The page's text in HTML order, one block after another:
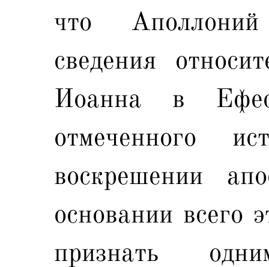
что
сведения
Иоанна в
отмеченного
воскрешении
основании всего
признать